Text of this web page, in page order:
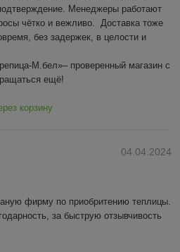
Менеджеры работают
чётко и вежливо.  Доставка тоже
без задержек, в целости и
М.бел»– проверенный магазин с
ещё!
корзину
04.04.2024
фирму по приобритению теплицы.
за быструю отзывчивость